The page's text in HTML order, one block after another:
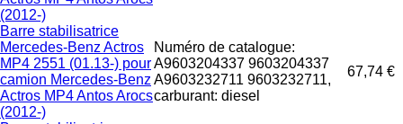
(2012-)
Barre stabilisatrice
Mercedes-Benz Actros
MP4 2551 (01.13-) pour
camion Mercedes-Benz
Actros MP4 Antos Arocs
(2012-)
Numéro de catalogue:
A9603204337 9603204337
A9603232711 9603232711,
carburant: diesel
67,74 €